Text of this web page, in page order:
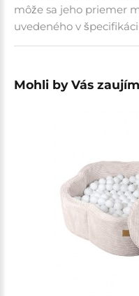
môže sa jeho priemer
uvedeného v
Mohli by Vás